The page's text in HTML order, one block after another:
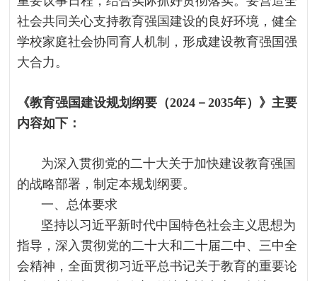
社会共同关心支持教育强国建设的良好环境，健全
学校家庭社会协同育人机制，形成建设教育强国强
大合力。
《教育强国建设规划纲要（2024－2035年）》主要
内容如下：
为深入贯彻党的二十大关于加快建设教育强国
的战略部署，制定本规划纲要。
一、总体要求
坚持以习近平新时代中国特色社会主义思想为
指导，深入贯彻党的二十大和二十届二中、三中全
会精神，全面贯彻习近平总书记关于教育的重要论